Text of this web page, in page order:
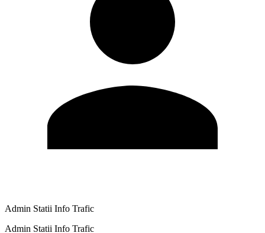
Admin Statii Info Trafic
Admin Statii Info Trafic